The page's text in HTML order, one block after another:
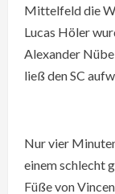
Mittelfeld die
Lucas Höler
Alexander
ließ den SC
Nur vier
einem schlecht
Füße von